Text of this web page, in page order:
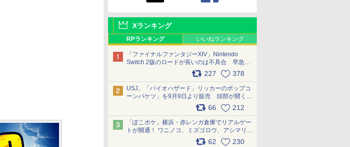
Xランキング
RPランキング いいねランキング
「ファイナルファンタジーXIV」Nintendo
Switch 2版のロードが長いのは不具合 早急に
アップデートできるよう対応中227 378
USJ、「バイオハザード」リッカーのポップコ
ーンバケツ」を9月9日より販売 頭部が開く仕
組み。味は恐怖を堪のう「味噌フレーバー」
66 212
「ぽこポケ」横浜・赤レンガ倉庫でリアルゲー
トが開通！ ワニノコ、ミズゴロウ、アシマリ登
場シーンをレポート pic.x.com/LDgEByVl6D
62 230